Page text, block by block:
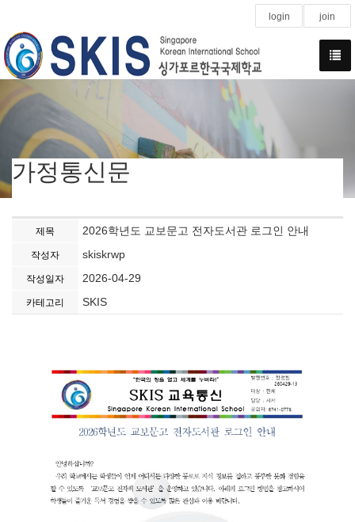
login join
가정통신문
제목 2026학년도 교보문고 전자도서관 로그인 안내
작성자 skiskrwp
작성일자 2026-04-29
카테고리 SKIS